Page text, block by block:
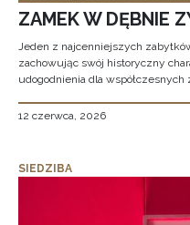
ZAMEK W DĘBNIE
Jeden z najcenniejszych
zachowując swój historyczny
udogodnienia dla współczesnych
12 czerwca, 2026
SIEDZIBA